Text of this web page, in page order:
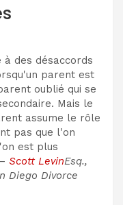
à des désaccords
parent est
oublié qui se
Mais le
assume le rôle
pas que l'on
est plus
Scott LevinEsq.,
Diego Divorce